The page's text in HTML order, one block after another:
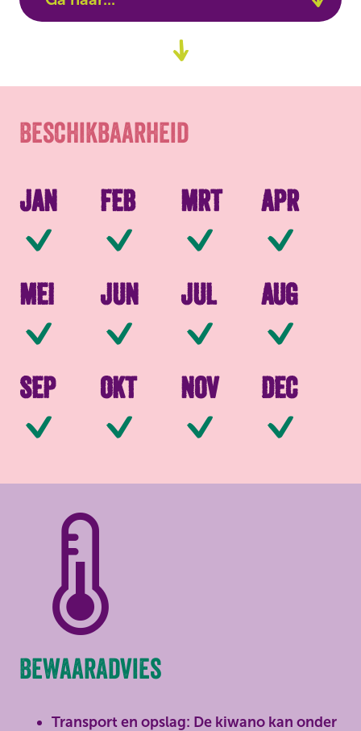
Verpakkingen
Beschikbaarheid
Jan
Beschikbaar
Feb
Beschikbaar
Mrt
Beschikbaar
Apr
Mei
Beschikbaar
Jun
Beschikbaar
Jul
Beschikbaar
Aug
Sep
Beschikbaar
Okt
Beschikbaar
Nov
Beschikbaar
Dec
Bewaaradvies
Transport en opslag: De kiwano kan onder